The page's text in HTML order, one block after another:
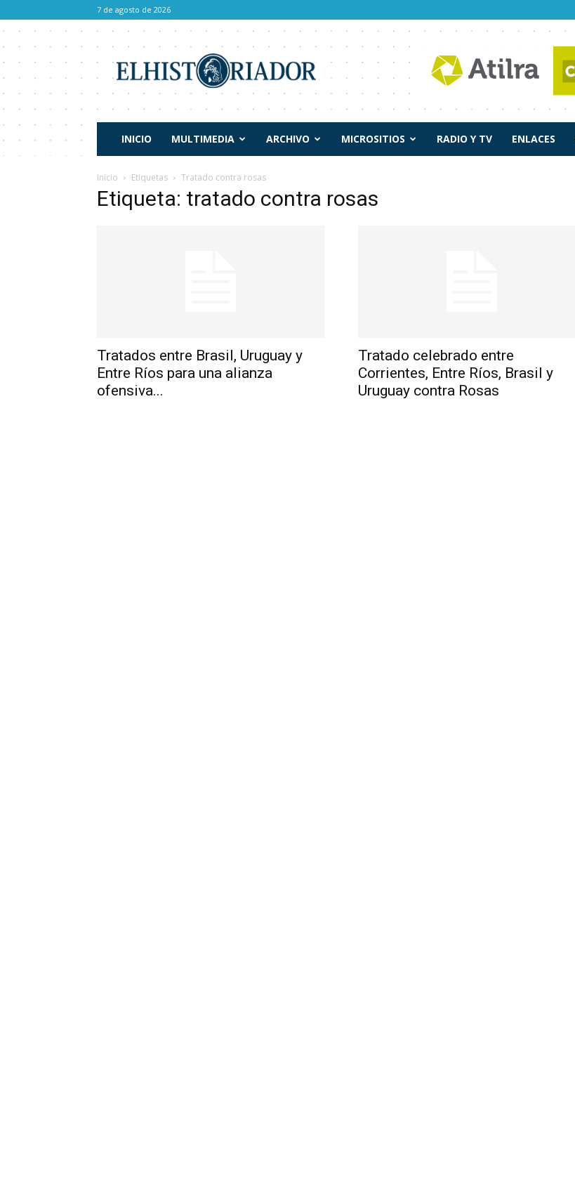
7 de agosto de 2026
Historiador
INICIO MULTIMEDIA ARCHIVO MICROSITIOS RADIO Y TV ENLACES
Inicio Etiquetas Tratado contra rosas
Etiqueta: tratado contra rosas
Tratados entre Brasil, Uruguay y
Entre Ríos para una alianza
ofensiva...
Tratado celebrado entre
Corrientes, Entre Ríos, Brasil y
Uruguay contra Rosas